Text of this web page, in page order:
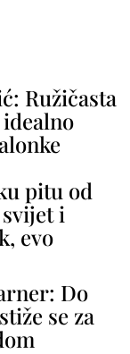
Ružičasta
pitu od
i
evo
Do
se za